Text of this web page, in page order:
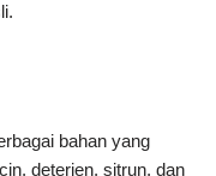
bahan yang
deterjen, sitrun, dan